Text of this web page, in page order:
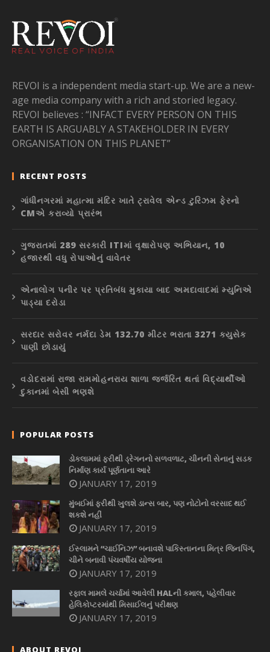
REVOI is a independent media start-up. We are a new-
age media company with a rich and storied legacy.
REVOI believes : “INFACT EVERY PERSON ON THIS
EARTH IS ARGUABLY A STAKEHOLDER IN EVERY
ORGANISATION ON THIS PLANET”
RECENT POSTS
ગાંધીનગરમાં મહાત્મા મંદિર ખાતે ટ્રાવેલ એન્ડ ટુરિઝમ ફેરનો
CMએ કરાવ્યો પ્રારંભ
ગુજરાતમાં 289 સરકારી ITIમાં વૃક્ષારોપણ અભિયાન, 10
હજારથી વધુ રોપાઓનું વાવેતર
એનાલોગ પનીર પર પ્રતિબંધ મુકાયા બાદ અમદાવાદમાં મ્યુનિએ
પાડ્યા દરોડા
સરદાર સરોવર નર્મદા ડેમ 132.70 મીટર ભરાતા 3271 ક્યુસેક
પાણી છોડાયું
વડોદરામાં રાજા રામમોહનરાય શાળા જર્જરિત થતાં વિદ્યાર્થીઓ
દુકાનમાં બેસી ભણશે
POPULAR POSTS
ડોકલામમાં ફરીથી ડ્રેગનનો સળવળાટ, ચીનની સેનાનું સડક
નિર્માણ કાર્ય પૂર્ણતાના આરે
JANUARY 17, 2019
મુંબઈમાં ફરીથી ખુલશે ડાન્સ બાર, પણ નોટોનો વરસાદ થઈ
શકશે નહીં
JANUARY 17, 2019
ઈસ્લામને “ચાઈનિઝ” બનાવશે પાકિસ્તાનના મિત્ર જિનપિંગ,
ચીને બનાવી પંચવર્ષીય યોજના
JANUARY 17, 2019
રફાલ મામલે ચર્ચામાં આવેલી HALની કમાલ, પહેલીવાર
હેલિકોપ્ટરમાંથી મિસાઈલનું પરીક્ષણ
JANUARY 17, 2019
ABOUT REVOI